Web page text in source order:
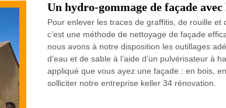
Un hydro-gommage de façade
Pour enlever les traces de graffitis, de rouille
c’est une méthode de nettoyage de façade
nous avons à notre disposition les outillages
d’eau et de sable à l’aide d’un pulvérisateur à
appliqué que vous ayez une façade : en bois,
solliciter notre entreprise keller 34 rénovation.